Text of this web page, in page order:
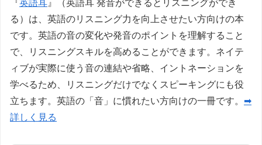
『英語耳 』（英語耳 発音ができるとリスニングができ
る）は、英語のリスニング力を向上させたい方向けの本
です。英語の音の変化や発音のポイントを理解すること
で、リスニングスキルを高めることができます。ネイテ
ィブが実際に使う音の連結や省略、イントネーションを
学べるため、リスニングだけでなくスピーキングにも役
立ちます。英語の「音」に慣れたい方向けの一冊です。 ➡
詳しく見る